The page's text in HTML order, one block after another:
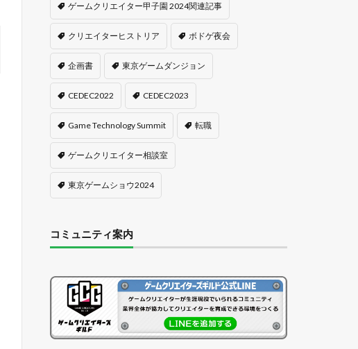
ゲームクリエイター甲子園 2024関連記事
クリエイターヒストリア ボドゲ夜会
企画書 東京ゲームダンジョン
CEDEC2022 CEDEC2023
Game Technology Summit 転職
ゲームクリエイター相談室
東京ゲームショウ2024
コミュニティ案内